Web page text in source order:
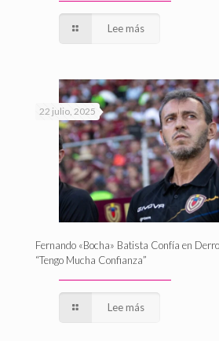
Lee más
22 julio, 2025
Fernando «Bocha» Batista Confía en
“Tengo Mucha Confianza”
Lee más